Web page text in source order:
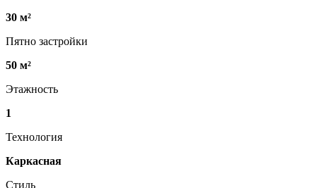
30 м²
Пятно застройки
50 м²
Этажность
1
Технология
Каркасная
Стиль